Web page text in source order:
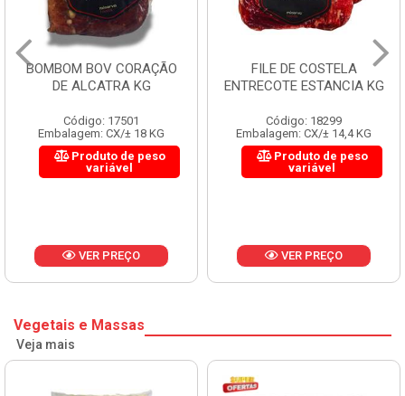
BOMBOM BOV CORAÇÃO
DE ALCATRA KG
Código: 17501
Embalagem: CX/± 18 KG
Produto de peso
variável
VER PREÇO
FILE DE COSTELA
ENTRECOTE ESTANCIA KG
Código: 18299
Embalagem: CX/± 14,4 KG
Produto de peso
variável
VER PREÇO
Vegetais e Massas
Veja mais